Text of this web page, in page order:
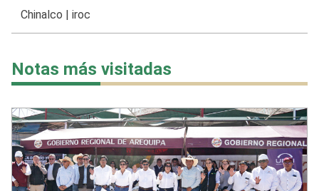
Chinalco
iroc
Notas más visitadas